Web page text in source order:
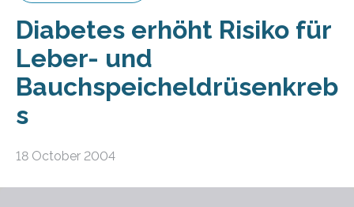
Diabetes erhöht Risiko für
Leber- und
Bauchspeicheldrüsenkreb
s
18 October 2004